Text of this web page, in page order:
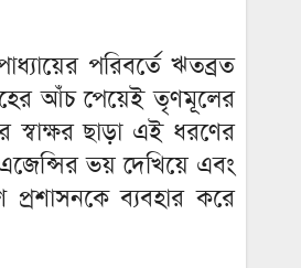
পরিবর্তে ঋতব্রত
আঁচ পেয়েই তৃণমূলের
স্বাক্ষর ছাড়া এই ধরণের
ভয় দেখিয়ে এবং
ব্যবহার করে